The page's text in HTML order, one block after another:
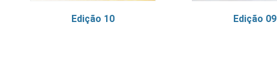
Edição 10 Edição 09